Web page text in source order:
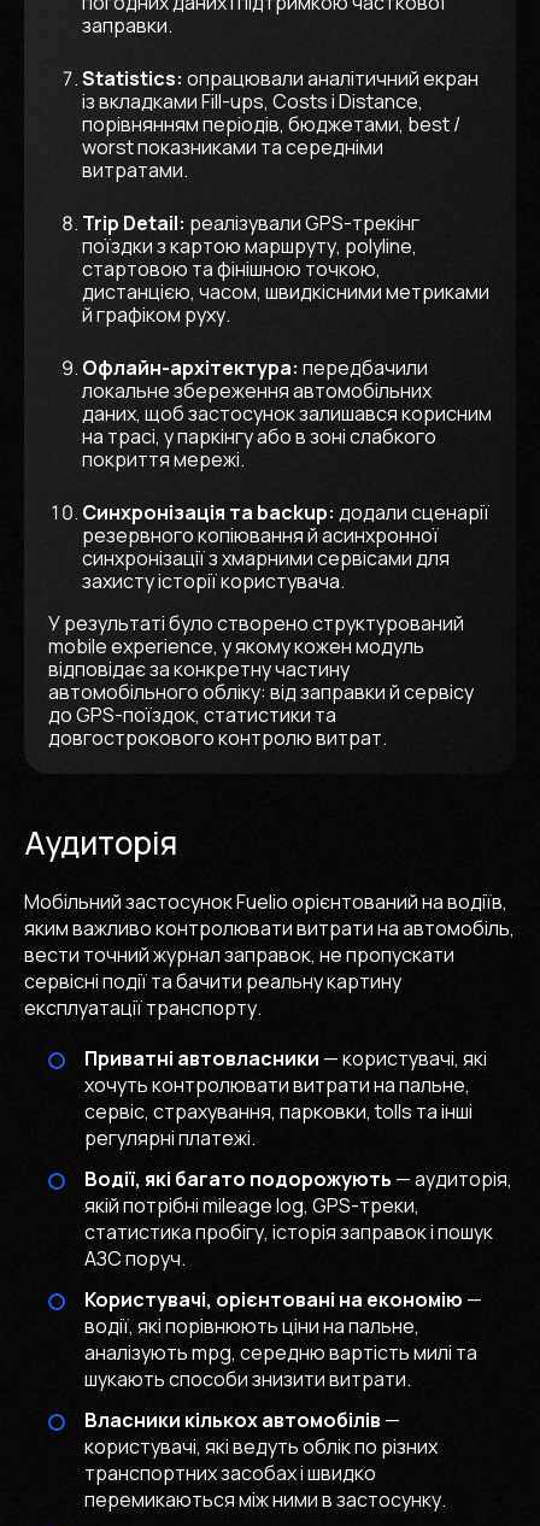
заправки.
Statistics: опрацювали аналітичний екран
із вкладками Fill-ups, Costs і Distance,
порівнянням періодів, бюджетами, best /
worst показниками та середніми
витратами.
Trip Detail: реалізували GPS-трекінг
поїздки з картою маршруту, polyline,
стартовою та фінішною точкою,
дистанцією, часом, швидкісними метриками
й графіком руху.
Офлайн-архітектура: передбачили
локальне збереження автомобільних
даних, щоб застосунок залишався корисним
на трасі, у паркінгу або в зоні слабкого
покриття мережі.
Синхронізація та backup: додали сценарії
резервного копіювання й асинхронної
синхронізації з хмарними сервісами для
захисту історії користувача.
У результаті було створено структурований
mobile experience, у якому кожен модуль
відповідає за конкретну частину
автомобільного обліку: від заправки й сервісу
до GPS-поїздок, статистики та
довгострокового контролю витрат.
Аудиторія
Мобільний застосунок Fuelio орієнтований на водіїв,
яким важливо контролювати витрати на автомобіль,
вести точний журнал заправок, не пропускати
сервісні події та бачити реальну картину
експлуатації транспорту.
Приватні автовласники — користувачі, які
хочуть контролювати витрати на пальне,
сервіс, страхування, парковки, tolls та інші
регулярні платежі.
Водії, які багато подорожують — аудиторія,
якій потрібні mileage log, GPS-треки,
статистика пробігу, історія заправок і пошук
АЗС поруч.
Користувачі, орієнтовані на економію —
водії, які порівнюють ціни на пальне,
аналізують mpg, середню вартість милі та
шукають способи знизити витрати.
Власники кількох автомобілів —
користувачі, які ведуть облік по різних
транспортних засобах і швидко
перемикаються між ними в застосунку.